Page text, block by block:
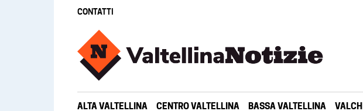
CONTATTI
ALTA VALTELLINA CENTRO VALTELLINA BASSA VALTELLINA